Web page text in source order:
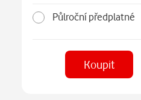
Půlroční předplatné
Koupit